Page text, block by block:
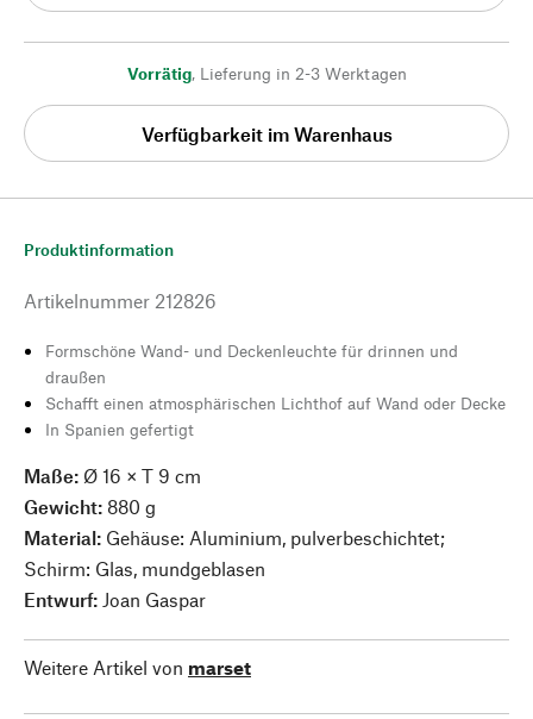
Vorrätig, Lieferung in 2-3 Werktagen
Verfügbarkeit im Warenhaus
Produktinformation
Artikelnummer 212826
Formschöne Wand- und Deckenleuchte für drinnen und
draußen
Schafft einen atmosphärischen Lichthof auf Wand oder Decke
In Spanien gefertigt
Maße: Ø 16 × T 9 cm
Gewicht: 880 g
Material: Gehäuse: Aluminium, pulverbeschichtet;
Schirm: Glas, mundgeblasen
Entwurf: Joan Gaspar
Weitere Artikel von marset